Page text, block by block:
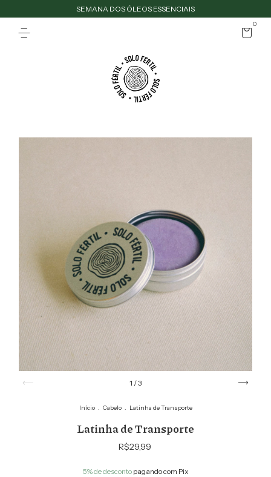
SEMANA DOS ÓLEOS ESSENCIAIS
0
1 /3
Início . Cabelo . Latinha de Transporte
Latinha de Transporte
R$29,99
5% de descontopagando com Pix